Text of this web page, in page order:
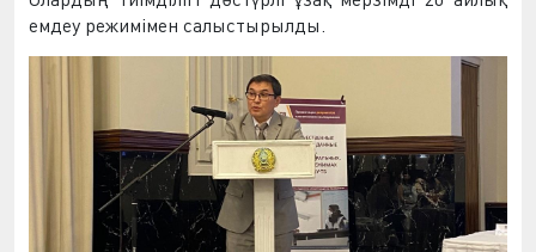
емдеу режимімен салыстырылды.